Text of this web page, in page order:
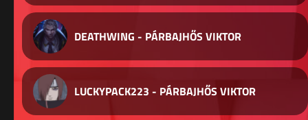
DEATHWING - PÁRBAJHŐS VIKTOR
LUCKYPACK223 - PÁRBAJHŐS VIKTOR